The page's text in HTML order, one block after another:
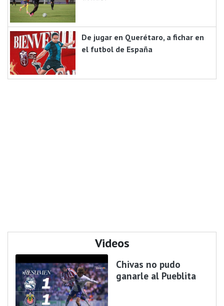
De jugar en Querétaro, a fichar en
el futbol de España
Videos
Chivas no pudo
ganarle al Pueblita